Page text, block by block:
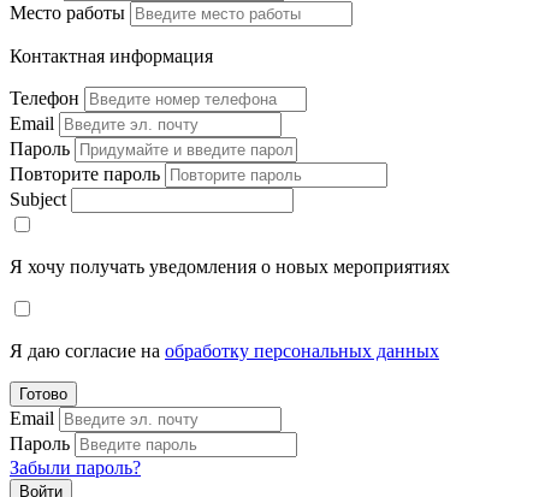
Место работы
Контактная информация
Телефон
Email
Пароль
Повторите пароль
Subject
Я хочу получать уведомления о новых мероприятиях
Я даю согласие на обработку персональных данных
Готово
Email
Пароль
Забыли пароль?
Войти